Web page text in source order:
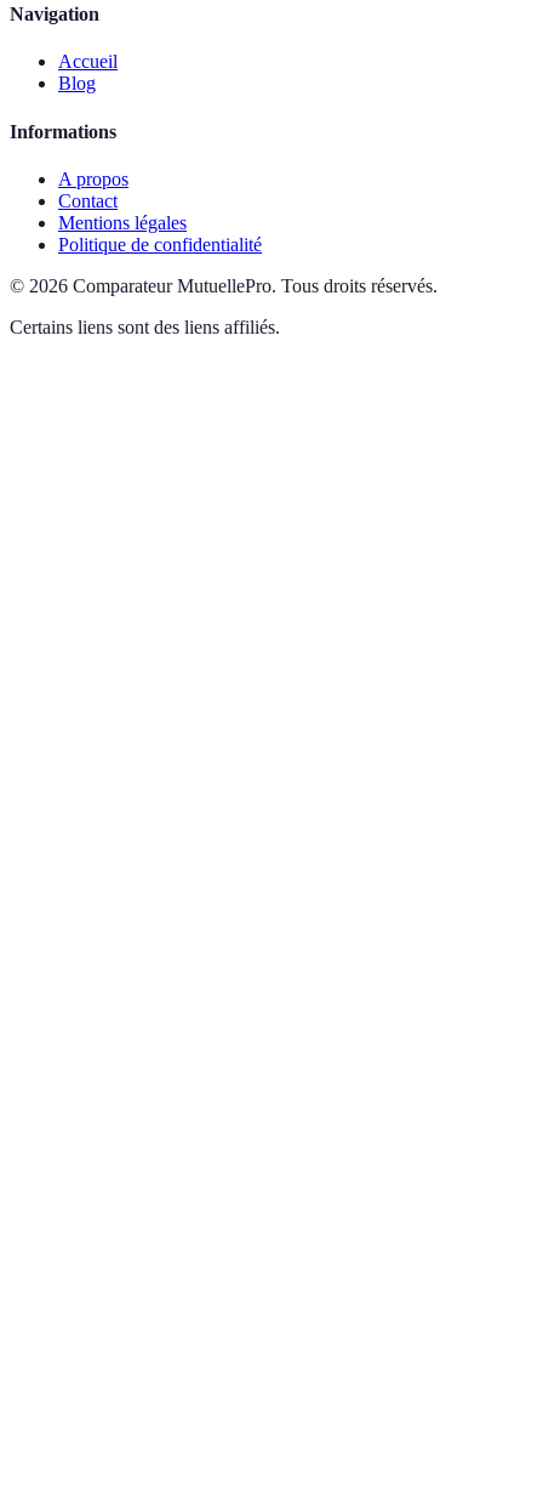
Navigation
Accueil
Blog
Informations
A propos
Contact
Mentions légales
Politique de confidentialité
© 2026 Comparateur MutuellePro. Tous droits réservés.
Certains liens sont des liens affiliés.